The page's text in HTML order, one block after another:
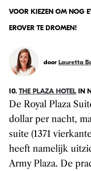
VOOR KIEZEN OM NOG
EROVER TE DROMEN!
door Lauretta
10. THE PLAZA HOTELIN
De Royal Plaza
dollar per nacht,
suite (1371
heeft namelijk
Army Plaza. De